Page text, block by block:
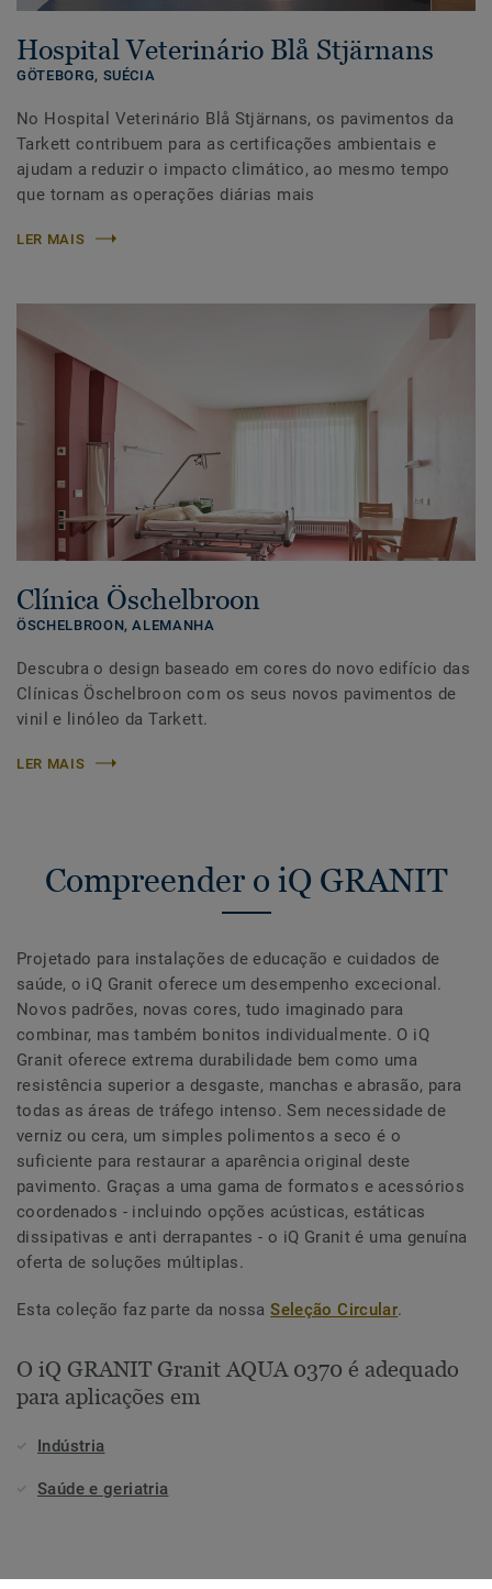
Hospital Veterinário Blå Stjärnans
GÖTEBORG, SUÉCIA
No Hospital Veterinário Blå Stjärnans, os pavimentos da
Tarkett contribuem para as certificações ambientais e
ajudam a reduzir o impacto climático, ao mesmo tempo
que tornam as operações diárias mais
LER MAIS
Clínica Öschelbroon
ÖSCHELBROON,ALEMANHA
Descubra o design baseado em cores do novo edifício das
Clínicas Öschelbroon com os seus novos pavimentos de
vinil e linóleo da Tarkett.
LER MAIS
Compreender o iQ GRANIT
Projetado para instalações de educação e cuidados de
saúde, o iQ Granit oferece um desempenho excecional.
Novos padrões, novas cores, tudo imaginado para
combinar, mas também bonitos individualmente. O iQ
Granit oferece extrema durabilidade bem como uma
resistência superior a desgaste, manchas e abrasão, para
todas as áreas de tráfego intenso. Sem necessidade de
verniz ou cera, um simples polimentos a seco é o
suficiente para restaurar a aparência original deste
pavimento. Graças a uma gama de formatos e acessórios
coordenados - incluindo opções acústicas, estáticas
dissipativas e anti derrapantes - o iQ Granit é uma genuína
oferta de soluções múltiplas.
Esta coleção faz parte da nossaSeleção Circular.
O iQ GRANIT Granit AQUA 0370 é adequado
para aplicações em
Indústria
Saúde e geriatria